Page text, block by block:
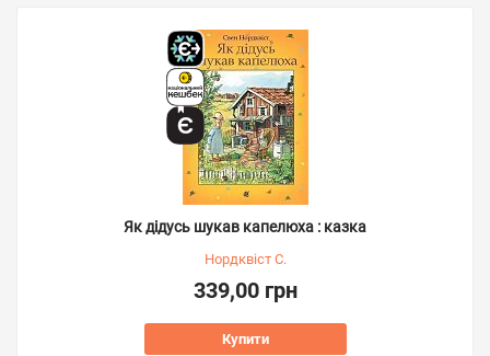
Як дідусь шукав капелюха : казка
Нордквіст С.
339,00 грн
Купити